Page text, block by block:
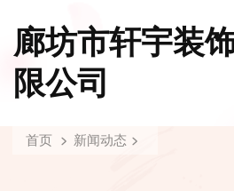
廊坊市轩宇装
限公司
首页 新闻动态